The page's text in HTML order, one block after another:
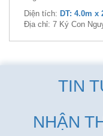
Diện tích: DT: 4.0m
Địa chỉ: 7 Ký Con
TIN
NHẬN